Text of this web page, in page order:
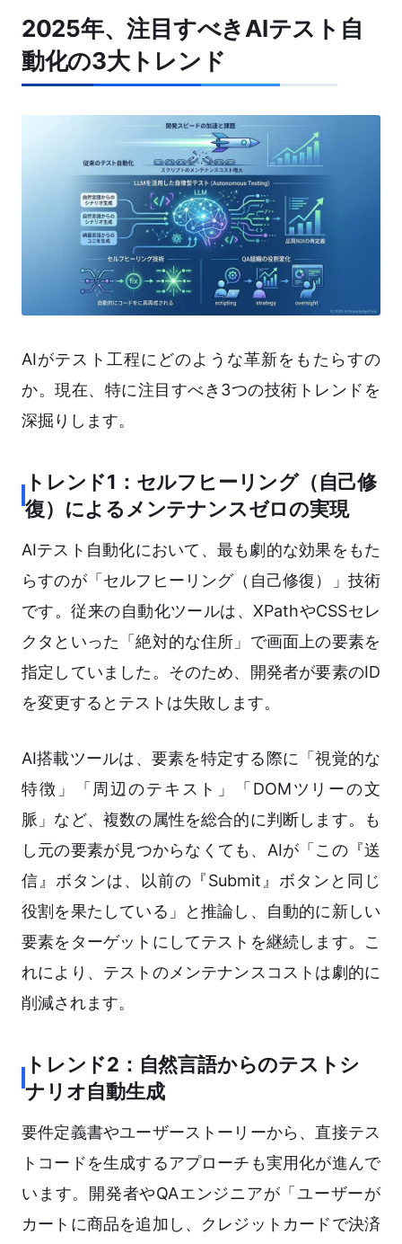
2025年、注目すべきAIテスト自
動化の3大トレンド
AIがテスト工程にどのような革新をもたらすの
か。現在、特に注目すべき3つの技術トレンドを
深掘りします。
トレンド1：セルフヒーリング（自己修
復）によるメンテナンスゼロの実現
AIテスト自動化において、最も劇的な効果をもた
らすのが「セルフヒーリング（自己修復）」技術
です。従来の自動化ツールは、XPathやCSSセレ
クタといった「絶対的な住所」で画面上の要素を
指定していました。そのため、開発者が要素のID
を変更するとテストは失敗します。
AI搭載ツールは、要素を特定する際に「視覚的な
特徴」「周辺のテキスト」「DOMツリーの文
脈」など、複数の属性を総合的に判断します。も
し元の要素が見つからなくても、AIが「この『送
信』ボタンは、以前の『Submit』ボタンと同じ
役割を果たしている」と推論し、自動的に新しい
要素をターゲットにしてテストを継続します。こ
れにより、テストのメンテナンスコストは劇的に
削減されます。
トレンド2：自然言語からのテストシ
ナリオ自動生成
要件定義書やユーザーストーリーから、直接テス
トコードを生成するアプローチも実用化が進んで
います。開発者やQAエンジニアが「ユーザーが
カートに商品を追加し、クレジットカードで決済